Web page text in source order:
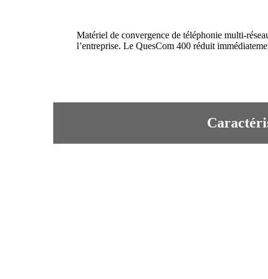
Matériel de convergence de téléphonie multi-
l’entreprise. Le QuesCom 400 réduit